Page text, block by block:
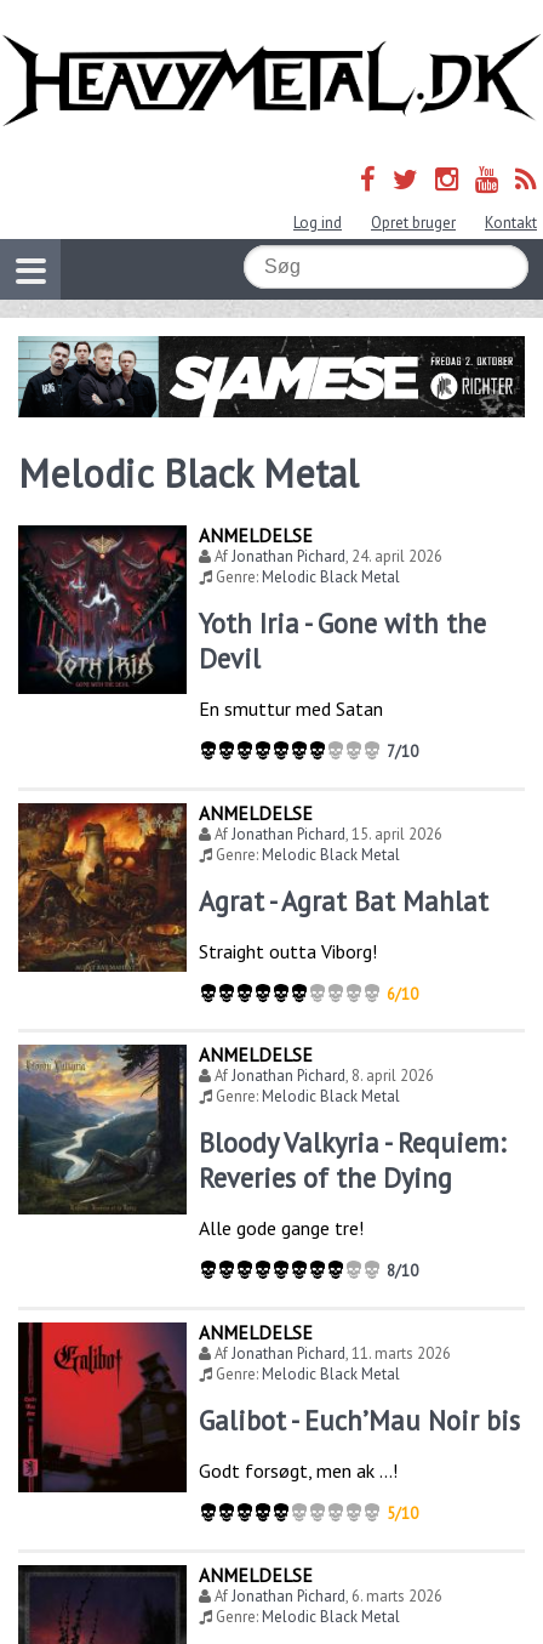
Log ind Opret bruger Kontakt
Melodic Black Metal
ANMELDELSE
AfJonathan Pichard, 24. april 2026
Genre:Melodic Black Metal
Yoth Iria - Gone with the
Devil
En smuttur med Satan
7/10
ANMELDELSE
AfJonathan Pichard,15. april 2026
Genre:Melodic Black Metal
Agrat - Agrat Bat Mahlat
Straight outta Viborg!
6/10
ANMELDELSE
AfJonathan Pichard, 8. april 2026
Genre:Melodic Black Metal
Bloody Valkyria - Requiem:
Reveries of the Dying
Alle gode gange tre!
8/10
ANMELDELSE
AfJonathan Pichard,11. marts 2026
Genre:Melodic Black Metal
Galibot - Euch’Mau Noir bis
Godt forsøgt, men ak …!
5/10
ANMELDELSE
AfJonathan Pichard, 6. marts 2026
Genre:Melodic Black Metal